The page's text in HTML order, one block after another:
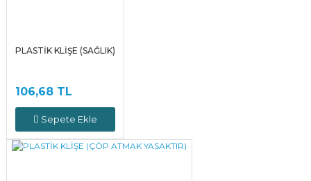
PLASTİK KLİŞE (SAĞLIK)
106,68 TL
Sepete Ekle